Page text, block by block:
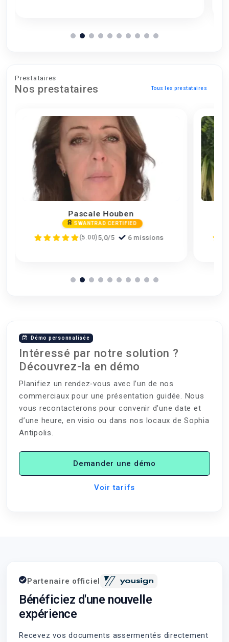
Prestataires
Nos prestataires Tous les prestataires
Isabelle Jubier
(5.00)5,0/5 6 missions
Démo personnalisée
Intéressé par notre solution ?
Découvrez-la en démo
Planifiez un rendez‑vous avec l’un de nos
commerciaux pour une présentation guidée. Nous
vous recontacterons pour convenir d’une date et
d’une heure, en visio ou dans nos locaux de Sophia
Antipolis.
Demander une démo
Voir tarifs
Partenaire officiel
Bénéficiez d'une nouvelle
expérience
Recevez vos documents assermentés directement